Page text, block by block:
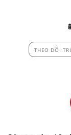
THEO DÕI